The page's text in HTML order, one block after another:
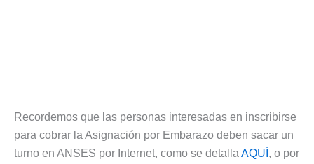
Recordemos que las personas interesadas en inscribirse
para cobrar la Asignación por Embarazo deben sacar un
turno en ANSES por Internet, como se detalla AQUÍ , o por